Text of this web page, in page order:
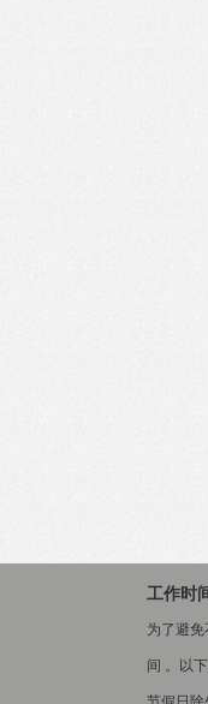
工作时
为了避
间 。以